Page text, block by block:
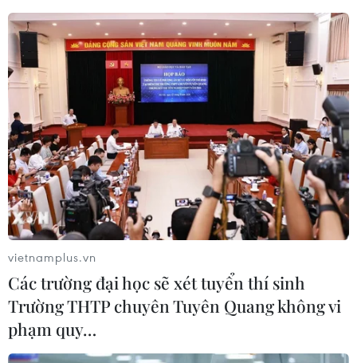
TIN LIÊN QUAN
Vĩnh biệt Henri Martin - người bạn Pháp
vietnamplus.vn
Các trường đại học sẽ xét tuyển thí sinh
Trường THTP chuyên Tuyên Quang không vi
phạm quy…